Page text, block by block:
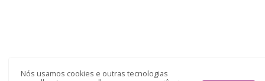
Nós usamos cookies e outras tecnologias